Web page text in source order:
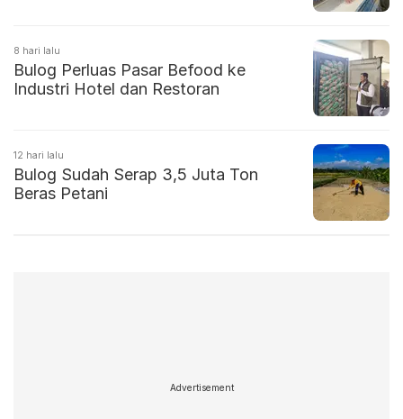
8 hari lalu
Bulog Perluas Pasar Befood ke
Industri Hotel dan Restoran
12 hari lalu
Bulog Sudah Serap 3,5 Juta Ton
Beras Petani
Advertisement